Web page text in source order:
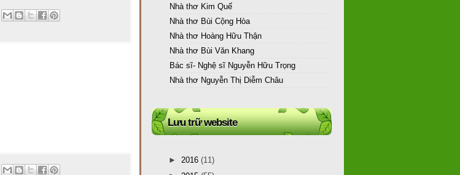
Nhà thơ Kim Quế
Nhà thơ Bùi Cộng Hòa
Nhà thơ Hoàng Hữu Thận
Nhà thơ Bùi Văn Khang
Bác sĩ- Nghệ sĩ Nguyễn Hữu Trọng
Nhà thơ Nguyễn Thị Diễm Châu
Lưu trữ website
► 2016 (11)